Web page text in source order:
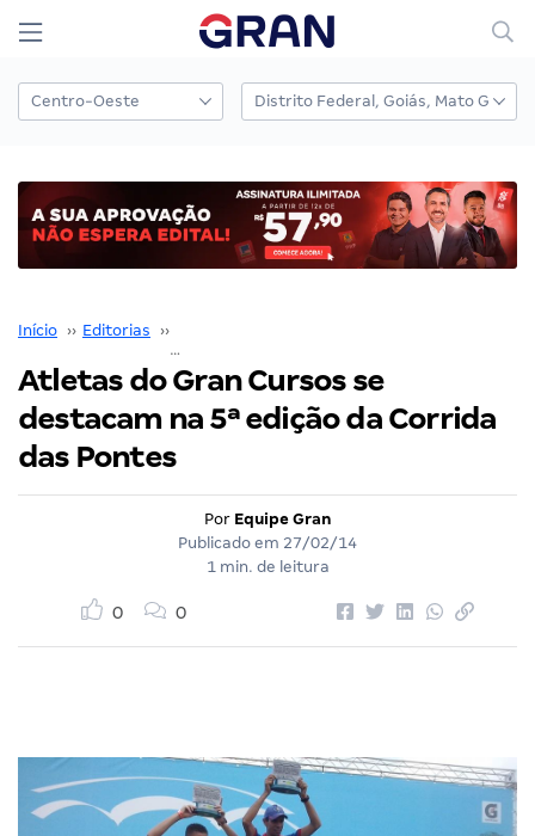
Início ›› Editorias ››
Atletas do Gran Cursos se
destacam na 5ª edição da Corrida
das Pontes
Por Equipe Gran
Publicado em 27/02/14
1 min. de leitura
0 0